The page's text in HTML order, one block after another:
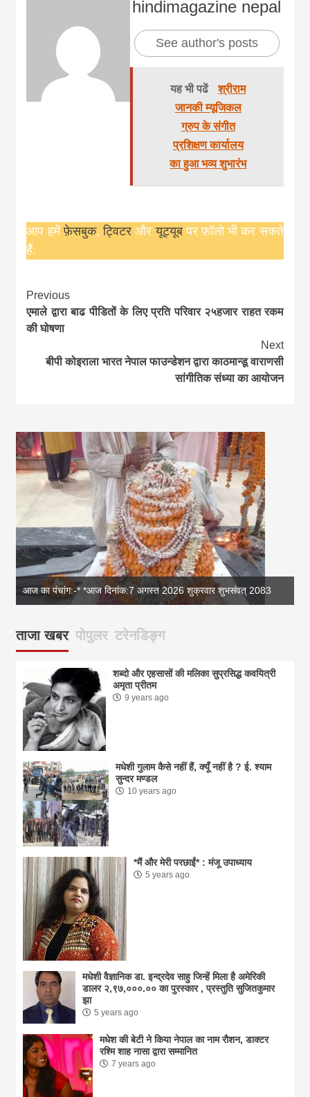
hindimagazine nepal
See author's posts
यह भी पढें
श्रीराम
जानकी म्यूजिकल
ग्रुप के संगीत
प्रशिक्षण कार्यालय
का हुआ भव्य शुभारंभ
आप हमेंफ़ेसबुक,ट्विटरऔरयूट्यूबपर फ़ॉलो भी कर सकते
हैं.
Continue
Reading
Previous
एमाले द्वारा बाढ पीडितों के लिए प्रति परिवार २५हजार राहत रकम
की घोषणा
Next
बीपी कोइराला भारत नेपाल फाउन्डेशन द्वारा काठमान्डू वाराणसी
सांगीतिक संध्या का आयोजन
आज का पंचांग:-* *आज दिनांक:7 अगस्त 2026 शुक्रवार शुभसंवत् 2083
ताजा खबर पोपुलर टरेनडिङ्ग
शब्दो और एहसासों की मलिका सुप्रसिद्ध कवयित्री
अमृता प्रीतम
9 years ago
मधेशी गुलाम कैसे नहीं हैं, क्यूँ नहीं है ? ई. श्याम
सुन्दर मण्डल
10 years ago
*मैं और मेरी परछाईं* : मंजू उपाध्याय
5 years ago
मधेशी वैज्ञानिक डा. इन्द्रदेव साहु जिन्हें मिला है अमेरिकी
डालर २,९७,०००.०० का पुरस्कार , प्रस्तुति सुजितकुमार
झा
5 years ago
मधेश की बेटी ने किया नेपाल का नाम राैशन, डाक्टर
रश्मि शाह नासा द्वारा सम्मानित
7 years ago